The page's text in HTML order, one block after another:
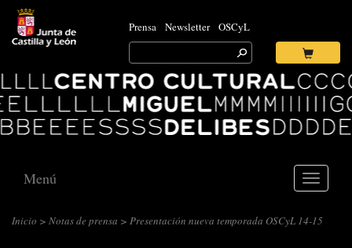
Prensa Newsletter OSCyL
Search
for:
Ok
Centro
Cultural
Miguel
Delibes
Toggle
Menú
Inicio > Notas de prensa > Presentación nueva temporada OSCyL 14-15